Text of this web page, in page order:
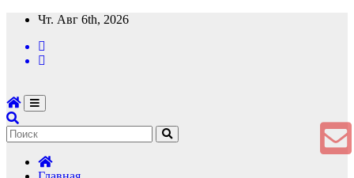
Перейти
содержимому
Чт. Авг 6th, 2026